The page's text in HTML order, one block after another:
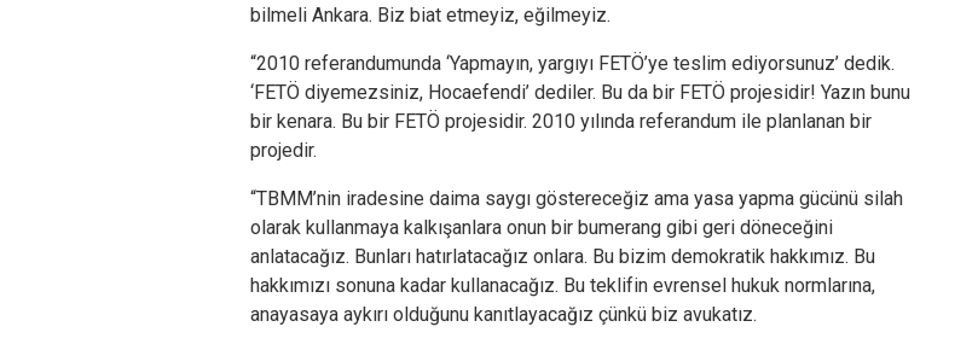
bilmeli Ankara. Biz biat etmeyiz, eğilmeyiz.
“2010 referandumunda ‘Yapmayın, yargıyı FETÖ’ye teslim ediyorsunuz’ dedik.
‘FETÖ diyemezsiniz, Hocaefendi’ dediler. Bu da bir FETÖ projesidir! Yazın bunu
bir kenara. Bu bir FETÖ projesidir. 2010 yılında referandum ile planlanan bir
projedir.
“TBMM’nin iradesine daima saygı göstereceğiz ama yasa yapma gücünü silah
olarak kullanmaya kalkışanlara onun bir bumerang gibi geri döneceğini
anlatacağız. Bunları hatırlatacağız onlara. Bu bizim demokratik hakkımız. Bu
hakkımızı sonuna kadar kullanacağız. Bu teklifin evrensel hukuk normlarına,
anayasaya aykırı olduğunu kanıtlayacağız çünkü biz avukatız.